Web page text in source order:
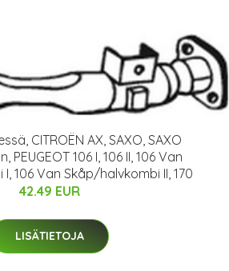
CITROËN AX, SAXO, SAXO
PEUGEOT 106 I, 106 II, 106 Van
106 Van Skåp/halvkombi II, 170
42.49 EUR
LISÄTIETOJA